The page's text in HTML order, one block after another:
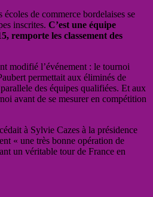
de commerce bordelaises se
inscrites. C’est une équipe
remporte les classement des
modifié l’événement : le tournoi
permettait aux éliminés de
des équipes qualifiées. Et aux
avant de se mesurer en compétition
à Sylvie Cazes à la présidence
« une très bonne opération de
un véritable tour de France en